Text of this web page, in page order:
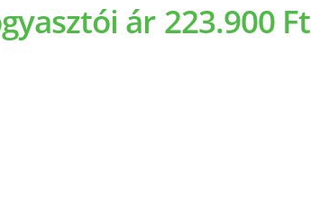
ár 223.900 Ft